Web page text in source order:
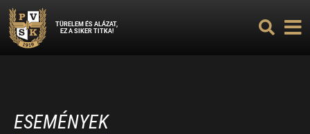
TÜRELEM ÉS ALÁZAT,
EZ A SIKER TITKA!
ESEMÉNYEK